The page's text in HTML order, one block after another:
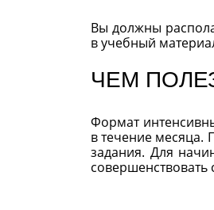
Вы должны
в учебный
ЧЕМ
Формат
в течение месяца.
задания. Для
совершенствовать